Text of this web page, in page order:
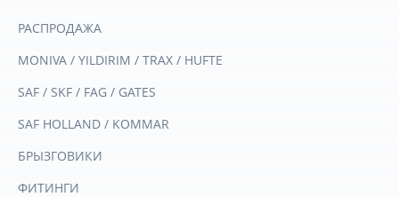
РАСПРОДАЖА
MONIVA / YILDIRIM / TRAX / HUFTE
SAF / SKF / FAG / GATES
SAF HOLLAND / KOMMAR
БРЫЗГОВИКИ
ФИТИНГИ